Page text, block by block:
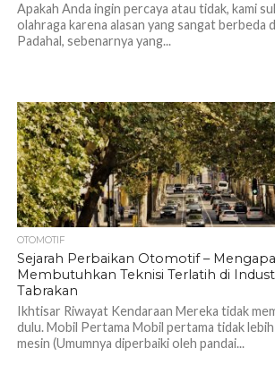
Apakah Anda ingin percaya atau tidak, kami
olahraga karena alasan yang sangat berbeda
Padahal, sebenarnya yang...
OTOMOTIF
Sejarah Perbaikan Otomotif –
Membutuhkan Teknisi Terlatih di
Tabrakan
Ikhtisar Riwayat Kendaraan Mereka tidak
dulu. Mobil Pertama Mobil pertama tidak
mesin (Umumnya diperbaiki oleh pandai...